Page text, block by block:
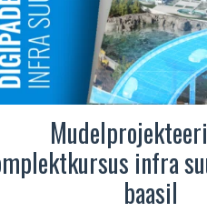
infra
baasil